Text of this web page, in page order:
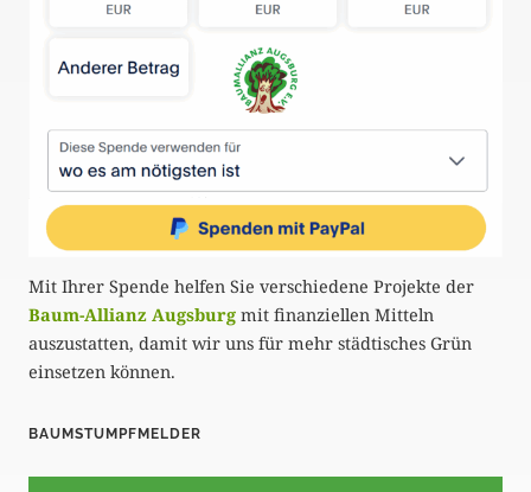
Mit Ihrer Spende helfen Sie verschiedene Projekte der
Baum-Allianz Augsburg mit finanziellen Mitteln
auszustatten, damit wir uns für mehr städtisches Grün
einsetzen können.
BAUMSTUMPFMELDER